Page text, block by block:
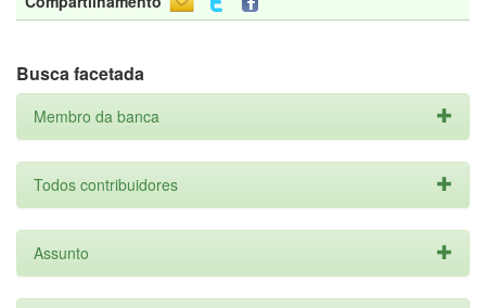
Busca facetada
Membro da banca
Todos contribuidores
Assunto